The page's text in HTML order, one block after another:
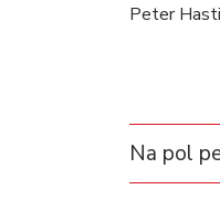
Peter
Na pol